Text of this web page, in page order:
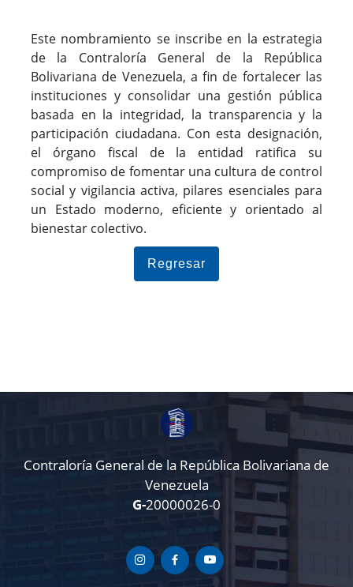
Este nombramiento se inscribe en la estrategia
de la Contraloría General de la República
Bolivariana de Venezuela, a fin de fortalecer las
instituciones y consolidar una gestión pública
basada en la integridad, la transparencia y la
participación ciudadana. Con esta designación,
el órgano fiscal de la entidad ratifica su
compromiso de fomentar una cultura de control
social y vigilancia activa, pilares esenciales para
un Estado moderno, eficiente y orientado al
bienestar colectivo.
Regresar
Contraloría General de la República Bolivariana de
Venezuela
G-20000026-0